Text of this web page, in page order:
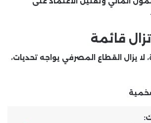
تزال قائمة
لا يزال القطاع المصرفي يواجه تحديات،